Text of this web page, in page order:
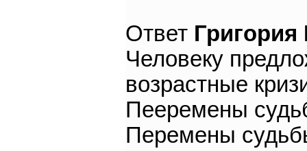
Ответ
Человеку
возрастные
Пееремены
Перемены